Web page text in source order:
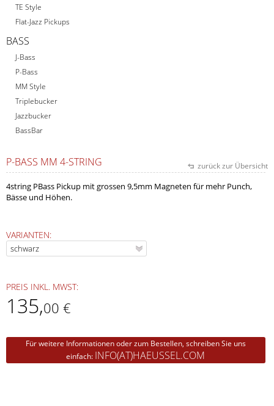
TE Style
Flat-Jazz Pickups
BASS
J-Bass
P-Bass
MM Style
Triplebucker
Jazzbucker
BassBar
P-BASS MM 4-STRING zurück zur Übersicht
4string PBass Pickup mit grossen 9,5mm Magneten für mehr Punch,
Bässe und Höhen.
VARIANTEN:
PREIS INKL. MWST:
135,00 €
Für weitere Informationen oder zum Bestellen, schreiben Sie uns
einfach: INFO(AT)HAEUSSEL.COM